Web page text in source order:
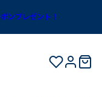
ンプレゼント！